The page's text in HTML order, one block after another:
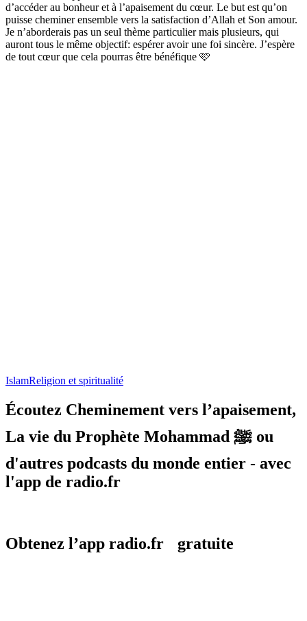
d’accéder au bonheur et à l’apaisement du cœur. Le but est qu’on
puisse cheminer ensemble vers la satisfaction d’Allah et Son amour.
Je n’aborderais pas un seul thème particulier mais plusieurs, qui
auront tous le même objectif: espérer avoir une foi sincère. J’espère
de tout cœur que cela pourras être bénéfique 🩷
IslamReligion et spiritualité
Écoutez Cheminement vers l’apaisement,
La vie du Prophète Mohammad ﷺ ou
d'autres podcasts du monde entier - avec
l'app de radio.fr
Obtenez l’app radio.fr gratuite